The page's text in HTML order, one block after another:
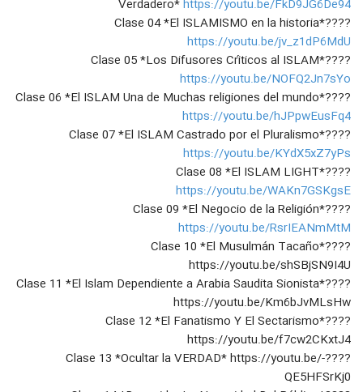
Verdadero*https://youtu.be/FkD9JG6De94
????Clase 04 *El ISLAMISMO en la historia*
https://youtu.be/jv_z1dP6MdU
????Clase 05 *Los Difusores Críticos al ISLAM*
https://youtu.be/NOFQ2Jn7sYo
????Clase 06 *El ISLAM Una de Muchas religiones del mundo*
https://youtu.be/hJPpwEusFq4
????Clase 07 *El ISLAM Castrado por el Pluralismo*
https://youtu.be/KYdX5xZ7yPs
????Clase 08 *El ISLAM LIGHT*
https://youtu.be/WAKn7GSKgsE
????Clase 09 *El Negocio de la Religión*
https://youtu.be/RsrIEANmMtM
????Clase 10 *El Musulmán Tacaño*
https://youtu.be/shSBjSN9I4U
????Clase 11 *El Islam Dependiente a Arabia Saudita Sionista*
https://youtu.be/Km6bJvMLsHw
????Clase 12 *El Fanatismo Y El Sectarismo*
https://youtu.be/f7cw2CKxtJ4
????Clase 13 *Ocultar la VERDAD* https://youtu.be/-
QE5HFSrKj0